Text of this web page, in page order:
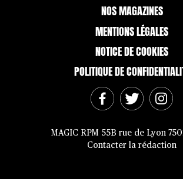
NOS MAGAZINES
MENTIONS LÉGALES
NOTICE DE COOKIES
POLITIQUE DE
MAGIC RPM 55B rue de Lyon
Contacter la rédaction